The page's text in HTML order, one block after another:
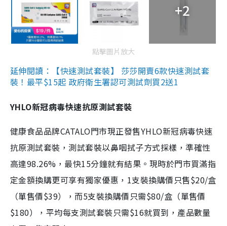
+2
點擊圖片放大
延伸閱讀：【快速測試套裝】 莎莎開賣6款快速測試套
裝！最平$15起 政府衛生署認可測試劑買2送1
YHLO新冠病毒快速抗原測試套裝
健康食品品牌CATALO門市現正發售YHLO新冠病毒快速
抗原測試套裝，測試套裝以鼻咽拭子方式採樣，準確性
高達98.26%，最快15分鐘就有結果。現時於門市買滿指
定金額換購更可享有獨家優惠，1支裝換購價只售$20/盒
（單售價$39），而5支裝換購價只需$80/盒（單售價
$180），平均每支測試套裝只需$16就買到，產品數量